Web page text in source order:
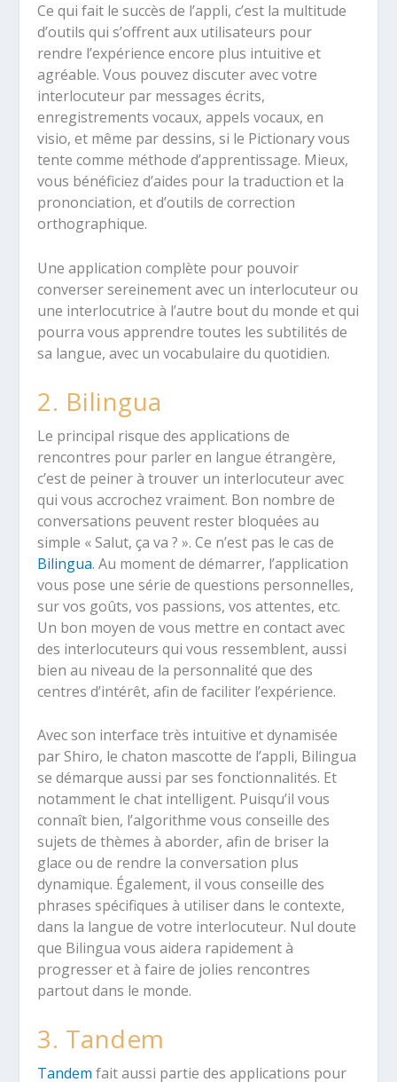
Ce qui fait le succès de l’appli, c’est la multitude
d’outils qui s’offrent aux utilisateurs pour
rendre l’expérience encore plus intuitive et
agréable. Vous pouvez discuter avec votre
interlocuteur par messages écrits,
enregistrements vocaux, appels vocaux, en
visio, et même par dessins, si le Pictionary vous
tente comme méthode d’apprentissage. Mieux,
vous bénéficiez d’aides pour la traduction et la
prononciation, et d’outils de correction
orthographique.
Une application complète pour pouvoir
converser sereinement avec un interlocuteur ou
une interlocutrice à l’autre bout du monde et qui
pourra vous apprendre toutes les subtilités de
sa langue, avec un vocabulaire du quotidien.
2. Bilingua
Le principal risque des applications de
rencontres pour parler en langue étrangère,
c’est de peiner à trouver un interlocuteur avec
qui vous accrochez vraiment. Bon nombre de
conversations peuvent rester bloquées au
simple « Salut, ça va ? ». Ce n’est pas le cas de
Bilingua. Au moment de démarrer, l’application
vous pose une série de questions personnelles,
sur vos goûts, vos passions, vos attentes, etc.
Un bon moyen de vous mettre en contact avec
des interlocuteurs qui vous ressemblent, aussi
bien au niveau de la personnalité que des
centres d’intérêt, afin de faciliter l’expérience.
Avec son interface très intuitive et dynamisée
par Shiro, le chaton mascotte de l’appli, Bilingua
se démarque aussi par ses fonctionnalités. Et
notamment le chat intelligent. Puisqu’il vous
connaît bien, l’algorithme vous conseille des
sujets de thèmes à aborder, afin de briser la
glace ou de rendre la conversation plus
dynamique. Également, il vous conseille des
phrases spécifiques à utiliser dans le contexte,
dans la langue de votre interlocuteur. Nul doute
que Bilingua vous aidera rapidement à
progresser et à faire de jolies rencontres
partout dans le monde.
3. Tandem
Tandem fait aussi partie des applications pour